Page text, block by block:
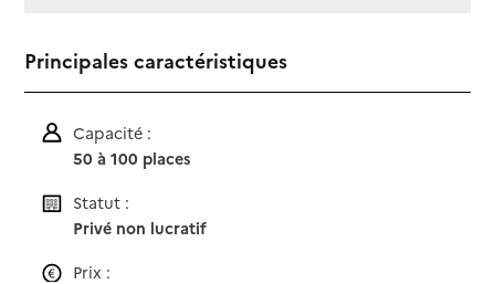
Principales caractéristiques
Capacité :
50 à 100 places
Statut :
Privé non lucratif
Prix :